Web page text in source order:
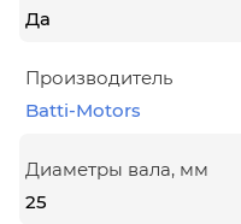
Да
Производитель
Batti-Motors
Диаметры вала, мм
25